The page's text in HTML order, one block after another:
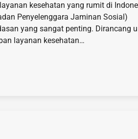
kesehatan yang rumit di
Penyelenggara Jaminan Sosial)
yang sangat penting. Dirancang
layanan kesehatan…